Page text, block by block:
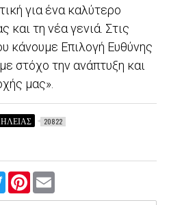
για ένα καλύτερο
και τη νέα γενιά. Στις
κάνουμε Επιλογή Ευθύνης
στόχο την ανάπτυξη και
μας».
20822
T
i
P
n
E
a